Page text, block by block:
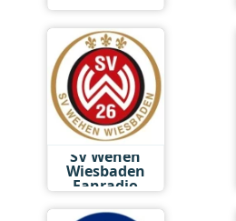
SV Wehen
Wiesbaden
Fanradio